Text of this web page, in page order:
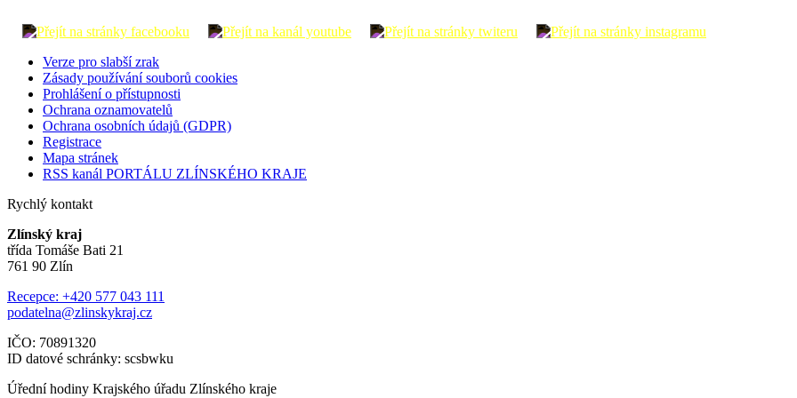
Verze pro slabší zrak
Zásady používání souborů cookies
Prohlášení o přístupnosti
Ochrana oznamovatelů
Ochrana osobních údajů (GDPR)
Registrace
Mapa stránek
RSS kanál PORTÁLU ZLÍNSKÉHO KRAJE
Rychlý kontakt
Zlínský kraj
třída Tomáše Bati 21
761 90 Zlín
Recepce: +420 577 043 111
podatelna@zlinskykraj.cz
IČO: 70891320
ID datové schránky: scsbwku
Úřední hodiny Krajského úřadu Zlínského kraje